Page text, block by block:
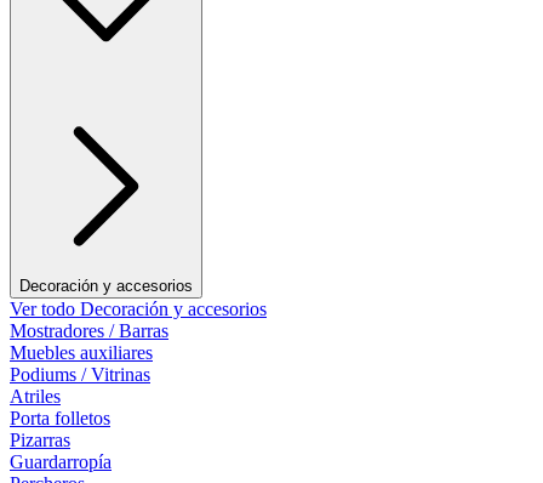
Decoración y accesorios
Ver todo Decoración y accesorios
Mostradores / Barras
Muebles auxiliares
Podiums / Vitrinas
Atriles
Porta folletos
Pizarras
Guardarropía